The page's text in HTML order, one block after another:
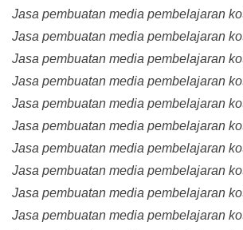
Jasa pembuatan media pembelajaran
Jasa pembuatan media pembelajaran
Jasa pembuatan media pembelajaran
Jasa pembuatan media pembelajaran
Jasa pembuatan media pembelajaran
Jasa pembuatan media pembelajaran
Jasa pembuatan media pembelajaran
Jasa pembuatan media pembelajaran
Jasa pembuatan media pembelajaran
Jasa pembuatan media pembelajaran